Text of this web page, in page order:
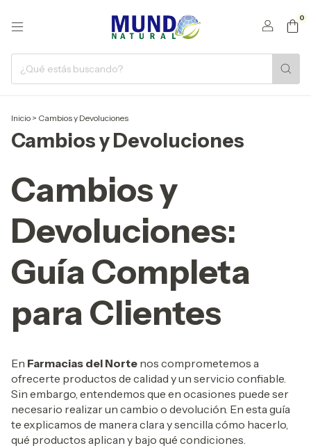
0
Inicio > Cambios y Devoluciones
Cambios y Devoluciones
Cambios y
Devoluciones:
Guía Completa
para Clientes
En Farmacias del Norte nos comprometemos a
ofrecerte productos de calidad y un servicio confiable.
Sin embargo, entendemos que en ocasiones puede ser
necesario realizar un cambio o devolución. En esta guía
te explicamos de manera clara y sencilla cómo hacerlo,
qué productos aplican y bajo qué condiciones.